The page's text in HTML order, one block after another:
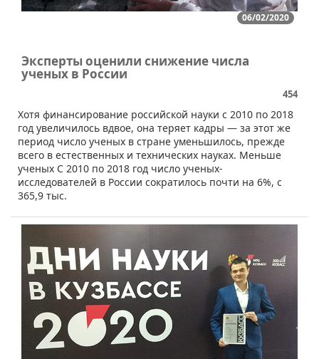
06/02/2020
Эксперты оценили снижение числа
ученых в России
454
​Хотя финансирование российской науки с 2010 по 2018
год увеличилось вдвое, она теряет кадры — за этот же
период число ученых в стране уменьшилось, прежде
всего в естественных и технических науках. Меньше
ученых С 2010 по 2018 год число ученых-
исследователей в России сократилось почти на 6%, с
365,9 тыс.